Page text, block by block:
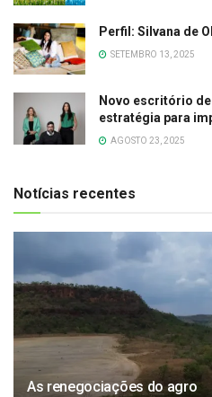
Perfil: Silvana de
SETEMBRO 13, 2025
Novo escritório
estratégia para
AGOSTO 23, 2025
Notícias recentes
As renegociações do agro